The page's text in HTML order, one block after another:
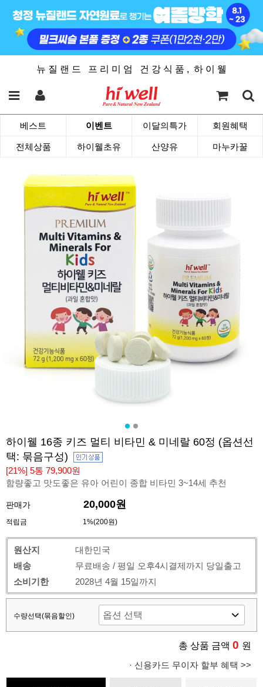
뉴 질 랜 드 프 리 미 엄 건 강 식 품 , 하 이 웰
베스트 이벤트 이달의특가 회원혜택
전체상품 하이웰초유 산양유 마누카꿀
하이웰 16종 키즈 멀티 비타민 & 미네랄 60정 (옵션선
택: 묶음구성)
[21%] 5통 79,900원
함량좋고 맛도좋은 유아 어린이 종합 비타민 3~14세 추천
판매가 20,000원
적립금 1%(200원)
원산지
대한민국
배송
무료배송 / 평일 오후4시결제까지 당일출고
소비기한
2028년 4월 15일까지
수량선택(묶음할인)
총 상품 금액 0 원
· 신용카드 무이자 할부 혜택 >>